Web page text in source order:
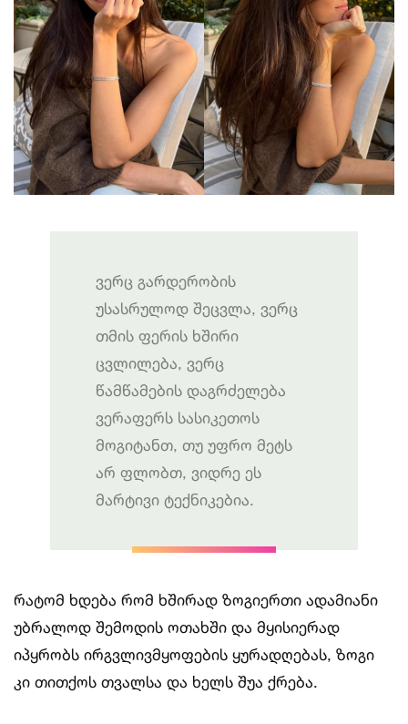
ვერც გარდერობის
უსასრულოდ შეცვლა, ვერც
თმის ფერის ხშირი
ცვლილება, ვერც
წამწამების დაგრძელება
ვერაფერს სასიკეთოს
მოგიტანთ, თუ უფრო მეტს
არ ფლობთ, ვიდრე ეს
მარტივი ტექნიკებია.
რატომ ხდება რომ ხშირად ზოგიერთი ადამიანი
უბრალოდ შემოდის ოთახში და მყისიერად
იპყრობს ირგვლივმყოფების ყურადღებას, ზოგი
კი თითქოს თვალსა და ხელს შუა ქრება.